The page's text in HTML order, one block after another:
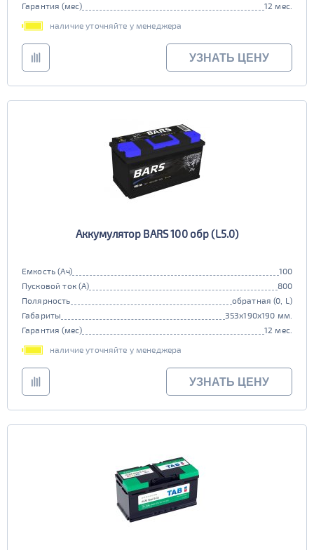
Гарантия (мес)
12 мес.
наличие уточняйте у менеджера
УЗНАТЬ ЦЕНУ
Аккумулятор BARS 100 обр (L5.0)
Емкость (Ач)
100
Пусковой ток (А)
800
Полярность
обратная (0, L)
Габариты
353x190x190 мм.
Гарантия (мес)
12 мес.
наличие уточняйте у менеджера
УЗНАТЬ ЦЕНУ